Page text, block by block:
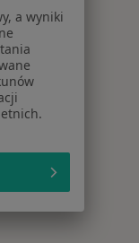
a wyniki